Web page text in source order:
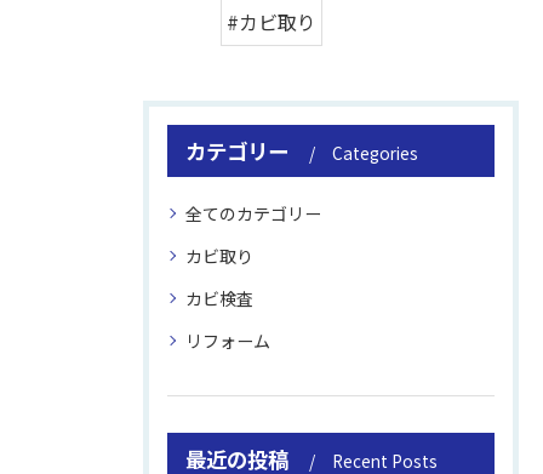
#カビ取り
カテゴリー Categories
全てのカテゴリー
カビ取り
カビ検査
リフォーム
最近の投稿 Recent Posts